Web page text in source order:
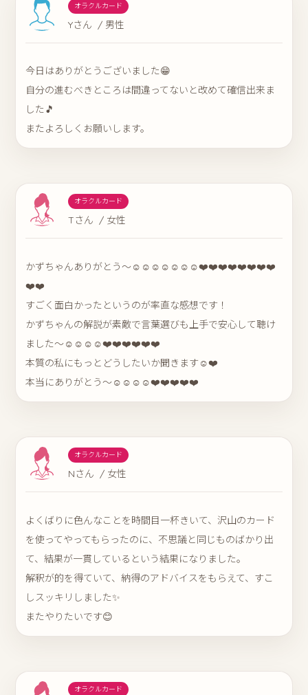
オラクルカード
Yさん / 男性
今日はありがとうございました😁
自分の進むべきところは間違ってないと改めて確信出来ま
した🎵
またよろしくお願いします。
オラクルカード
Tさん / 女性
かずちゃんありがとう〜☺️☺️☺️☺️☺️☺️☺️❤️❤️❤️❤️❤️❤️❤️❤️
❤️❤️
すごく面白かったというのが率直な感想です！
かずちゃんの解説が素敵で言葉選びも上手で安心して聴け
ました～☺️☺️☺️☺️❤️❤️❤️❤️❤️❤️
本質の私にもっとどうしたいか聞きます☺️❤️
本当にありがとう〜☺️☺️☺️☺️❤️❤️❤️❤️❤️
オラクルカード
Nさん / 女性
よくばりに色んなことを時間目一杯きいて、沢山のカード
を使ってやってもらったのに、不思議と同じものばかり出
て、結果が一貫しているという結果になりました。
解釈が的を得ていて、納得のアドバイスをもらえて、すこ
しスッキリしました✨
またやりたいです😊
オラクルカード